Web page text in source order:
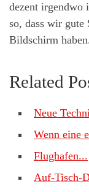
dezent irgendwo
so, dass wir gute
Bildschirm
Related
Neue
Wenn eine
Flughafen...
Auf-Tisch-